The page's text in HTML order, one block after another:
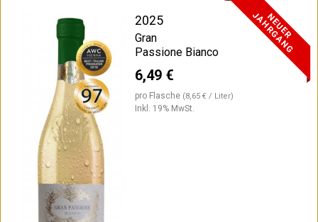
N
E
U
E
R
J
A
H
R
G
A
N
G
2025
Gran
Passione Bianco
6,49 €
pro Flasche (8,65 € / Liter)
Inkl. 19% MwSt.